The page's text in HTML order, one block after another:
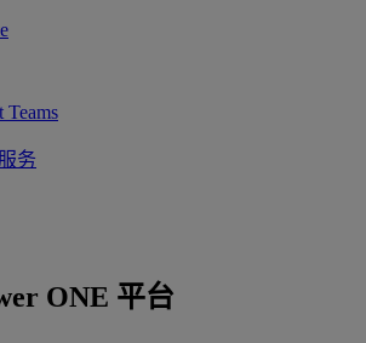
Teams
务
ONE 平台